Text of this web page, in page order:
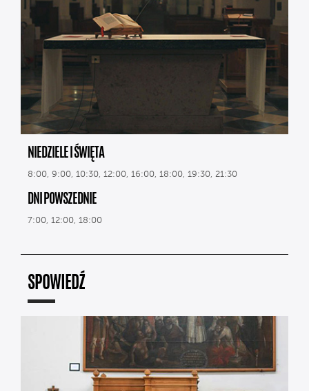
NIEDZIELE I ŚWIĘTA
8:00, 9:00, 10:30, 12:00, 16:00, 18:00, 19:30, 21:30
DNI POWSZEDNIE
7:00, 12:00, 18:00
SPOWIEDŹ